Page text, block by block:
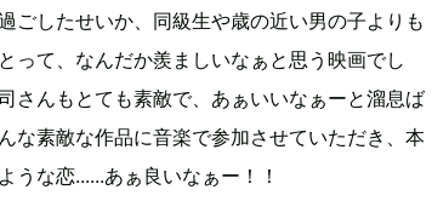
ごしたせいか、同級生や歳の近い男の子よりも
って、なんだか羨ましいなぁと思う映画でし
さんもとても素敵で、あぁいいなぁーと溜息ば
な素敵な作品に音楽で参加させていただき、本
うな恋......あぁ良いなぁー！！